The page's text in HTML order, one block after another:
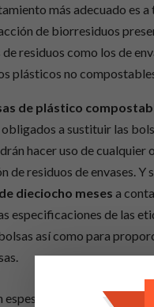
más adecuado es
de biorresiduos
residuos como los de
plásticos no
de plástico
a sustituir las
hacer uso de cualquier
de residuos de envases.
dieciocho meses a
especificaciones de las
así como para
espesor igual o superior a